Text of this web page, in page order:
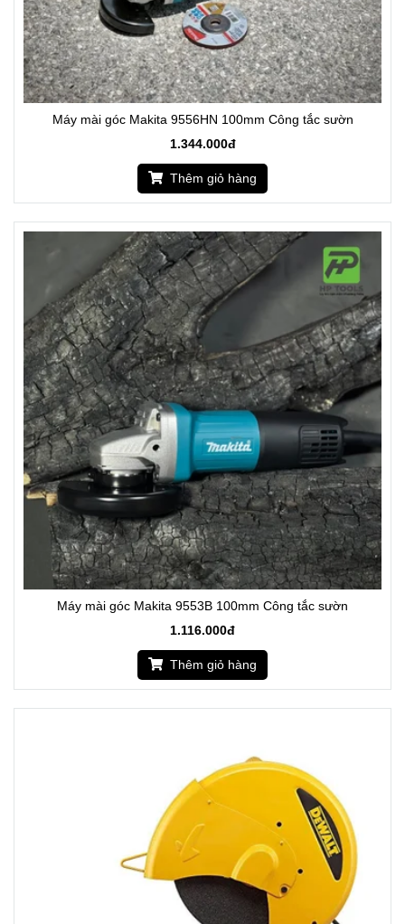
Máy mài góc Makita 9556HN 100mm Công tắc sườn
1.344.000đ
Thêm giỏ hàng
Máy mài góc Makita 9553B 100mm Công tắc sườn
1.116.000đ
Thêm giỏ hàng